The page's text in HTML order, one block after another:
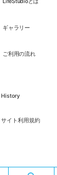
ギャラリー
ご利用の流れ
History
サイト利用規約